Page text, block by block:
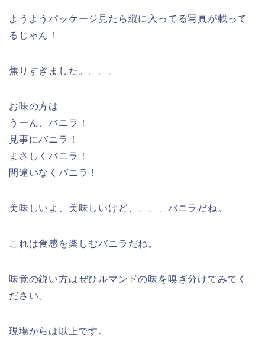
ようようパッケージ見たら縦に入ってる写真が載って
るじゃん！
焦りすぎました。。。。
お味の方は
うーん、バニラ！
見事にバニラ！
まさしくバニラ！
間違いなくバニラ！
美味しいよ、美味しいけど、、、、バニラだね。
これは食感を楽しむバニラだね。
味覚の鋭い方はぜひルマンドの味を嗅ぎ分けてみてく
ださい。
現場からは以上です。